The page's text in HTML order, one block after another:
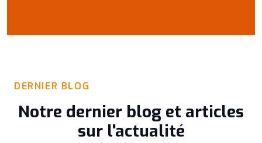
DERNIER BLOG
Notre dernier blog et articles
sur l'actualité